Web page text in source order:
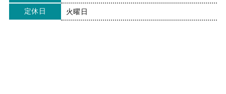
定休日 火曜日